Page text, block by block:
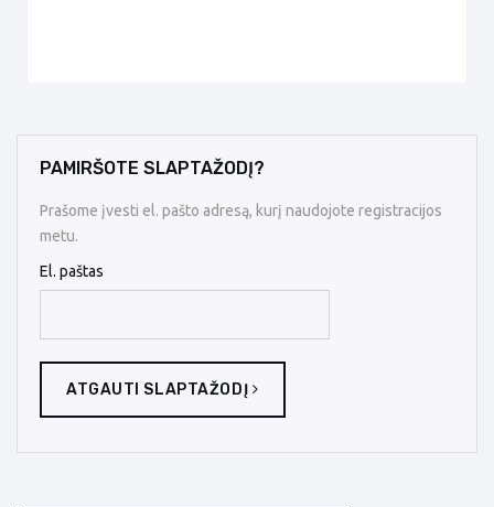
PAMIRŠOTE SLAPTAŽODĮ?
Prašome įvesti el. pašto adresą, kurį naudojote registracijos
metu.
El. paštas
ATGAUTI SLAPTAŽODĮ